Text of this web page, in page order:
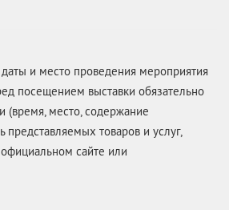
и место проведения мероприятия
посещением выставки обязательно
(время, место, содержание
представляемых товаров и услуг,
сайте или